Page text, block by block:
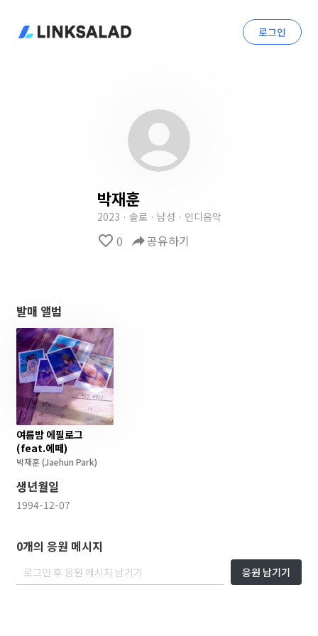
로그인
박재훈
2023 · 솔로 · 남성 · 인디음악
favorite_border 0 reply공유하기
발매 앨범
여름밤 에필로그
(feat.에떼)
박재훈(Jaehun Park)
생년월일
1994-12-07
0개의 응원 메시지
응원 남기기